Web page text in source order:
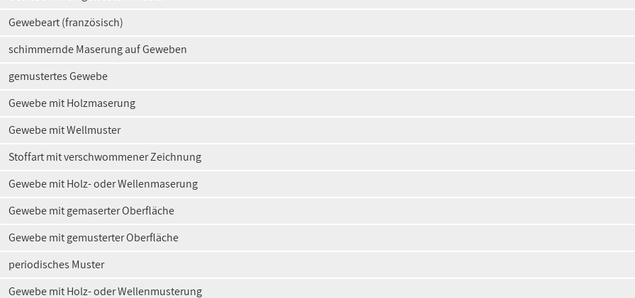
Gewebeart (französisch)
schimmernde Maserung auf Geweben
gemustertes Gewebe
Gewebe mit Holzmaserung
Gewebe mit Wellmuster
Stoffart mit verschwommener Zeichnung
Gewebe mit Holz- oder Wellenmaserung
Gewebe mit gemaserter Oberfläche
Gewebe mit gemusterter Oberfläche
periodisches Muster
Gewebe mit Holz- oder Wellenmusterung